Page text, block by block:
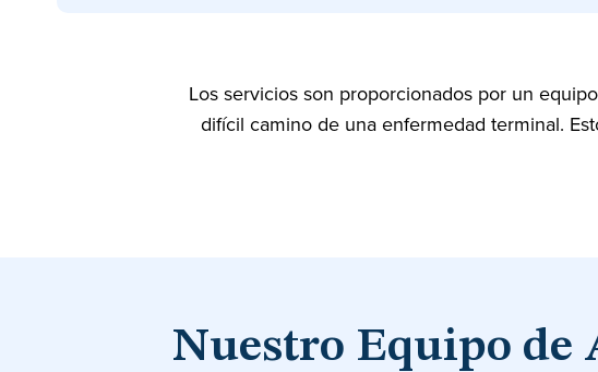
Los servicios son proporcionados por un
difícil camino de una enfermedad terminal.
Nuestro Equipo de